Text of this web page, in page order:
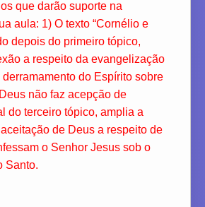
que darão suporte na
aula: 1) O texto “Cornélio e
depois do primeiro tópico,
a respeito da evangelização
do Espírito sobre
não faz acepção de
do terceiro tópico, amplia a
de Deus a respeito de
o Senhor Jesus sob o
Santo.